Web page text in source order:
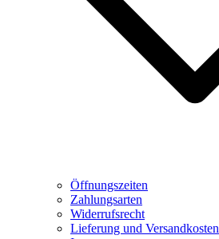
Öffnungszeiten
Zahlungsarten
Widerrufsrecht
Lieferung und Versandkosten